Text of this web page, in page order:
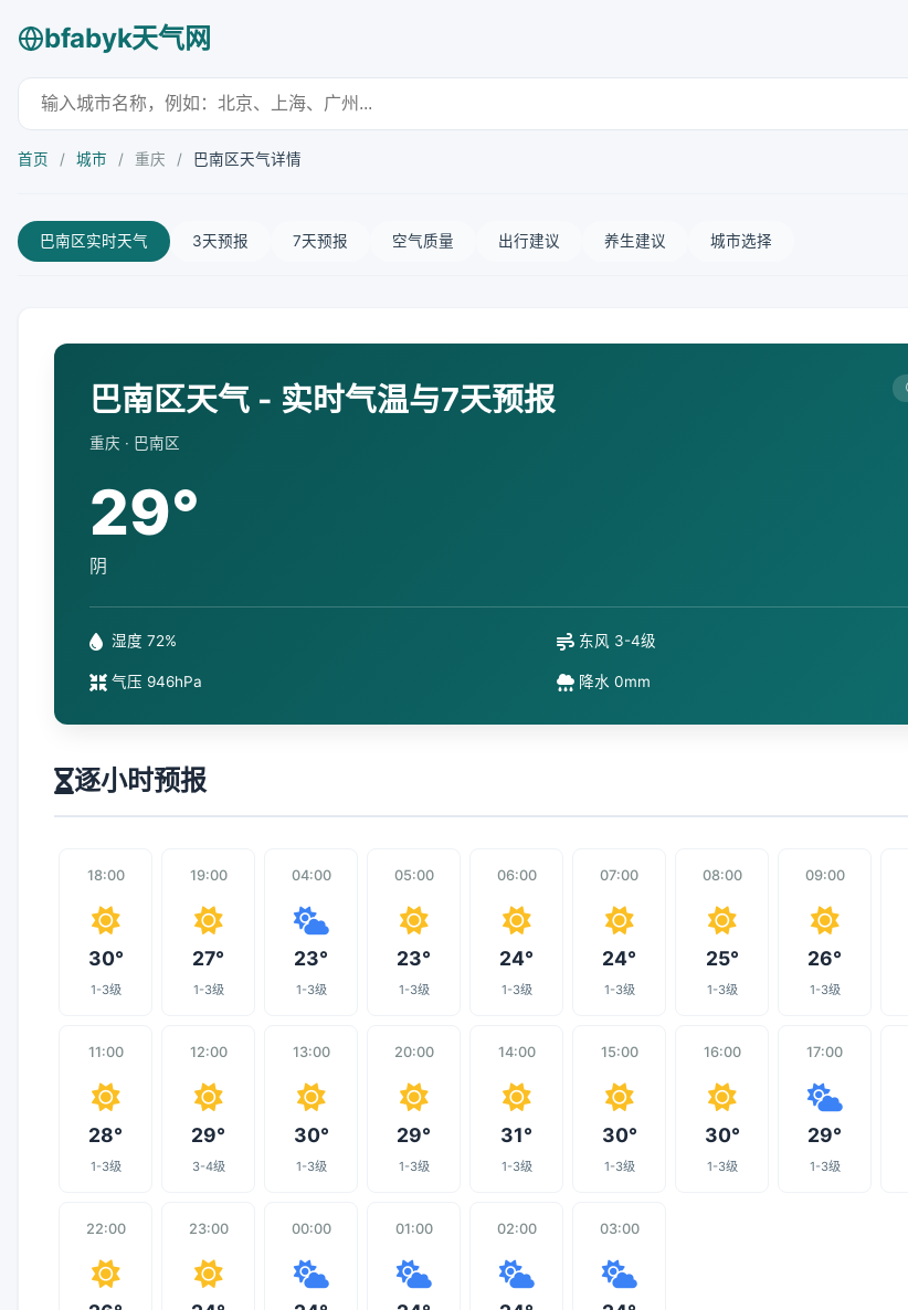
bfabyk天气网
首页 / 城市 / 重庆 / 巴南区天气详情
巴南区实时天气 3天预报 7天预报 空气质量 出行建议 养生建议 城市选择
巴南区天气 - 实时气温与7天预报
重庆 · 巴南区
29°
阴
湿度 72% 东风 3-4级
气压 946hPa 降水 0mm
逐小时预报
18:00
30°
1-3级
19:00
27°
1-3级
04:00
23°
1-3级
05:00
23°
1-3级
06:00
24°
1-3级
07:00
24°
1-3级
08:00
25°
1-3级
09:00
26°
1-3级
11:00
28°
1-3级
12:00
29°
3-4级
13:00
30°
1-3级
20:00
29°
1-3级
14:00
31°
1-3级
15:00
30°
1-3级
16:00
30°
1-3级
17:00
29°
1-3级
22:00 23:00 00:00 01:00 02:00 03:00